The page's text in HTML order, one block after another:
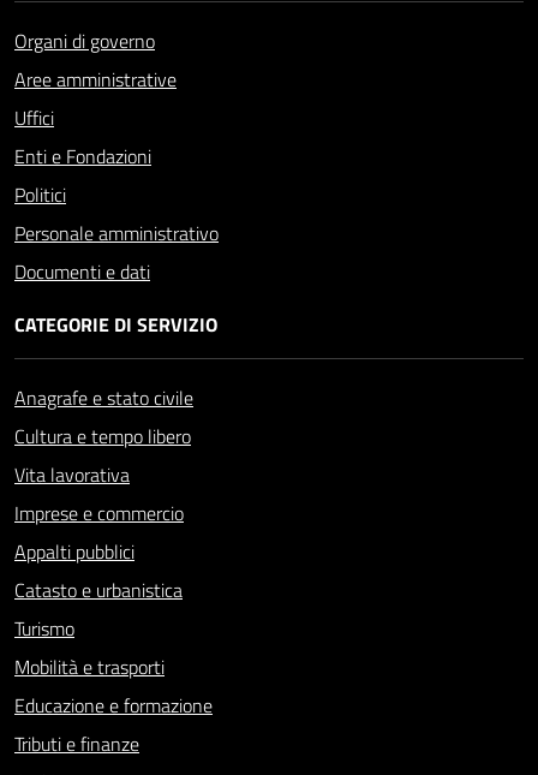
Organi di governo
Aree amministrative
Uffici
Enti e Fondazioni
Politici
Personale amministrativo
Documenti e dati
CATEGORIE DI SERVIZIO
Anagrafe e stato civile
Cultura e tempo libero
Vita lavorativa
Imprese e commercio
Appalti pubblici
Catasto e urbanistica
Turismo
Mobilità e trasporti
Educazione e formazione
Tributi e finanze